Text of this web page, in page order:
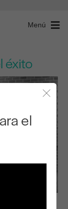
Menú
éxito
el